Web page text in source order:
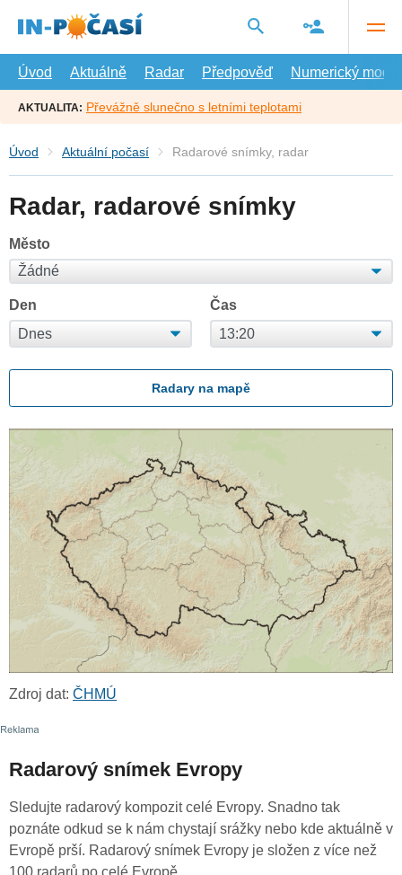
hlavní
Úvod
Aktuálně Radar Předpověď Numerický model
AKTUALITA: Převážně slunečno s letními teplotami
Úvod Aktuální počasí Radarové snímky, radar
Radar, radarové snímky
Město
Den Čas
Radary na mapě
Zdroj dat: ČHMÚ
Radarový snímek Evropy
Sledujte radarový kompozit celé Evropy. Snadno tak
poznáte odkud se k nám chystají srážky nebo kde aktuálně v
Evropě prší. Radarový snímek Evropy je složen z více než
100 radarů po celé Evropě.